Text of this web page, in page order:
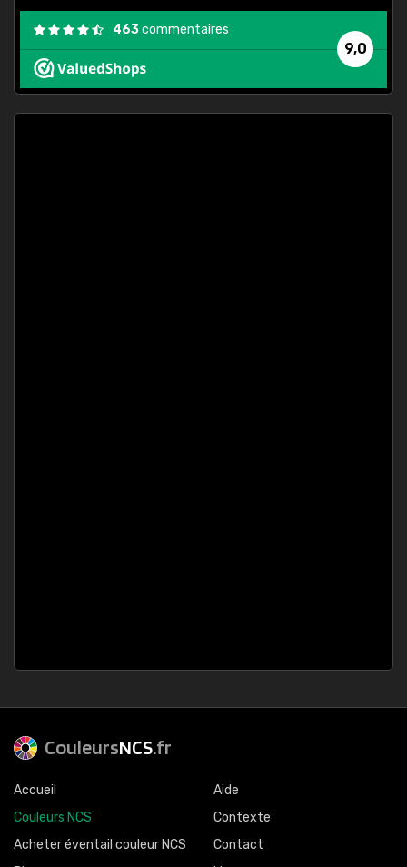
9,0
463commentaires
CouleursNCS.fr
Accueil
Couleurs NCS
Acheter éventail couleur NCS
Aide
Contexte
Contact